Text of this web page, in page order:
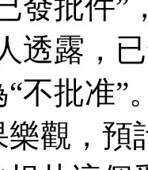
透露，
不批准”
觀，預